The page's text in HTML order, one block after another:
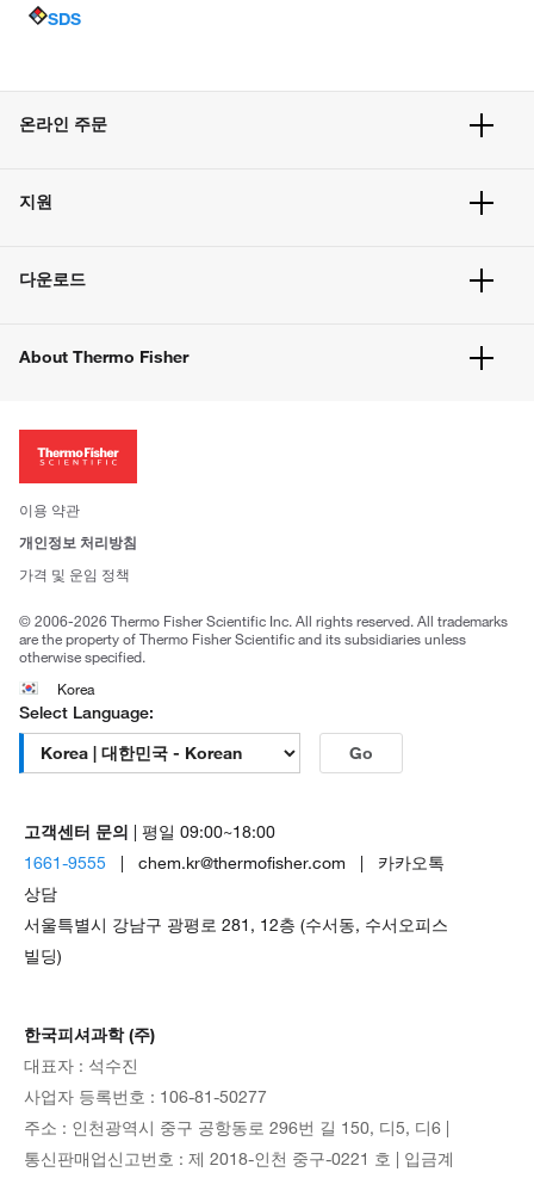
SDS
온라인 주문
주문 방법
벌크 주문
지원
고객 센터
웹사이트 개선사항
다운로드
About Thermo Fisher
투자자
사회적 책임
브랜드
이용 약관
개인정보 처리방침
가격 및 운임 정책
© 2006-2026 Thermo Fisher Scientific Inc. All rights reserved. All trademarks
are the property of Thermo Fisher Scientific and its subsidiaries unless
otherwise specified.
Korea
Select Language:
Go
고객센터 문의 | 평일 09:00~18:00
1661-9555 | chem.kr@thermofisher.com | 카카오톡
상담
서울특별시 강남구 광평로 281, 12층 (수서동, 수서오피스
빌딩)
한국피셔과학 (주)
대표자 : 석수진
사업자 등록번호 : 106-81-50277
주소 : 인천광역시 중구 공항동로 296번 길 150, 디5, 디6 |
통신판매업신고번호 : 제 2018-인천 중구-0221 호 | 입금계